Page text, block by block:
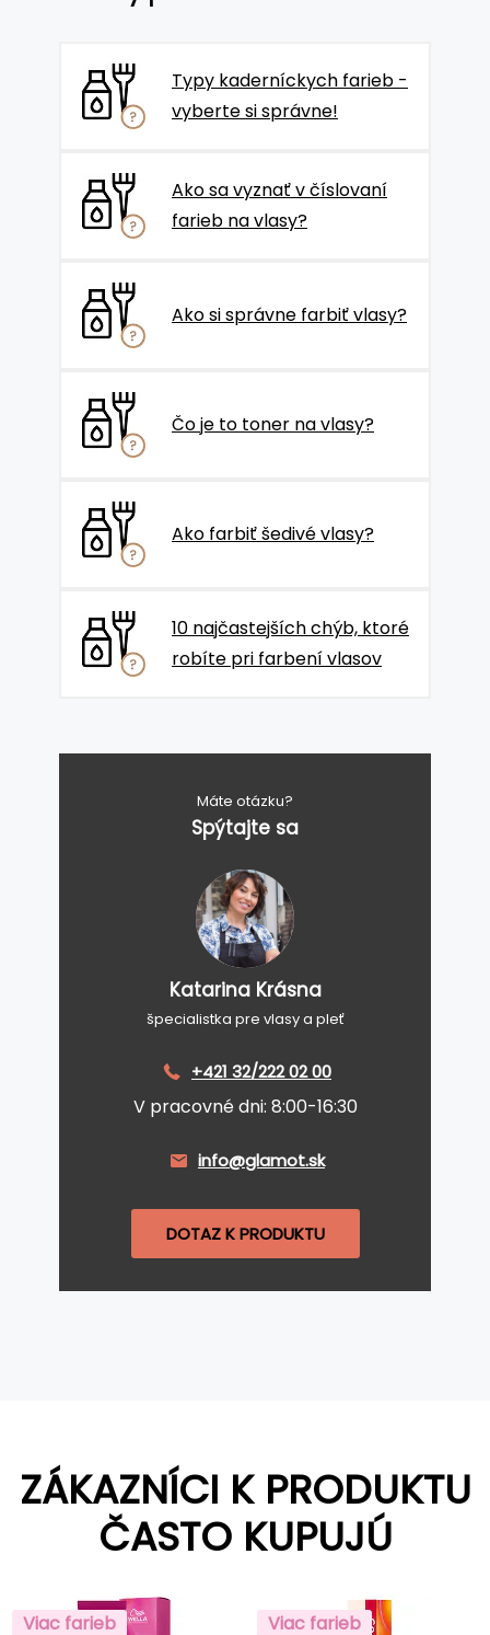
Typy kaderníckych farieb -
vyberte si správne!
Ako sa vyznať v číslovaní
farieb na vlasy?
Ako si správne farbiť vlasy?
Čo je to toner na vlasy?
Ako farbiť šedivé vlasy?
10 najčastejších chýb, ktoré
robíte pri farbení vlasov
Máte otázku?
Spýtajte sa
Katarina Krásna
špecialistka pre vlasy a pleť
+421 32/222 02 00
V pracovné dni: 8:00-16:30
info@glamot.sk
DOTAZ K PRODUKTU
ZÁKAZNÍCI K PRODUKTU
ČASTO KUPUJÚ
Viac farieb Viac farieb